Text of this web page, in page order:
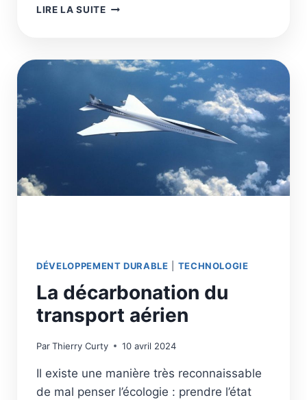
LIRE LA SUITELE
C’EST
MATÉRIAU
DE
LA
TRANSITION
DÉVELOPPEMENT DURABLE TECHNOLOGIE
La décarbonation du
transport aérien
ParThierry Curty 10 avril 2024
Il existe une manière très reconnaissable
de mal penser l’écologie : prendre l’état